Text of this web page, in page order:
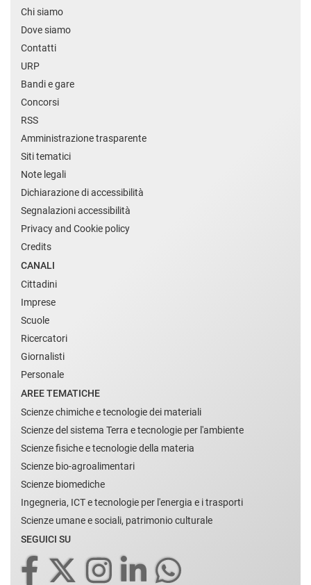
Chi siamo
Dove siamo
Contatti
URP
Bandi e gare
Concorsi
RSS
Amministrazione trasparente
Siti tematici
Note legali
Dichiarazione di accessibilità
Segnalazioni accessibilità
Privacy and Cookie policy
Credits
CANALI
Cittadini
Imprese
Scuole
Ricercatori
Giornalisti
Personale
AREE TEMATICHE
Scienze chimiche e tecnologie dei materiali
Scienze del sistema Terra e tecnologie per l'ambiente
Scienze fisiche e tecnologie della materia
Scienze bio-agroalimentari
Scienze biomediche
Ingegneria, ICT e tecnologie per l'energia e i trasporti
Scienze umane e sociali, patrimonio culturale
SEGUICI SU